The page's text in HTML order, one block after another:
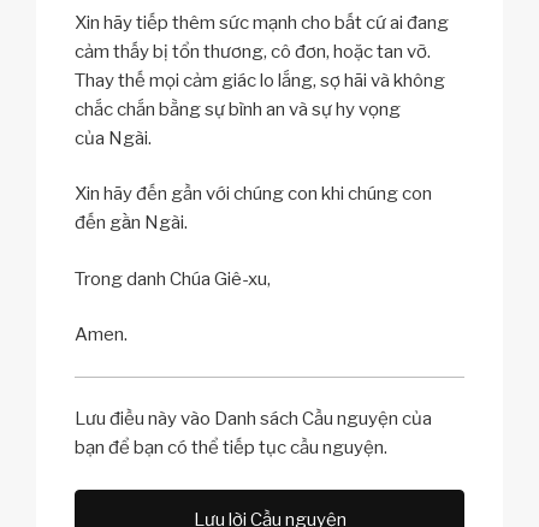
Xin hãy tiếp thêm sức mạnh cho bất cứ ai đang
cảm thấy bị tổn thương, cô đơn, hoặc tan vỡ.
Thay thế mọi cảm giác lo lắng, sợ hãi và không
chắc chắn bằng sự bình an và sự hy vọng
của Ngài.
Xin hãy đến gần với chúng con khi chúng con
đến gần Ngài.
Trong danh Chúa Giê-xu,
Amen.
Lưu điều này vào Danh sách Cầu nguyện của
bạn để bạn có thể tiếp tục cầu nguyện.
Lưu lời Cầu nguyện